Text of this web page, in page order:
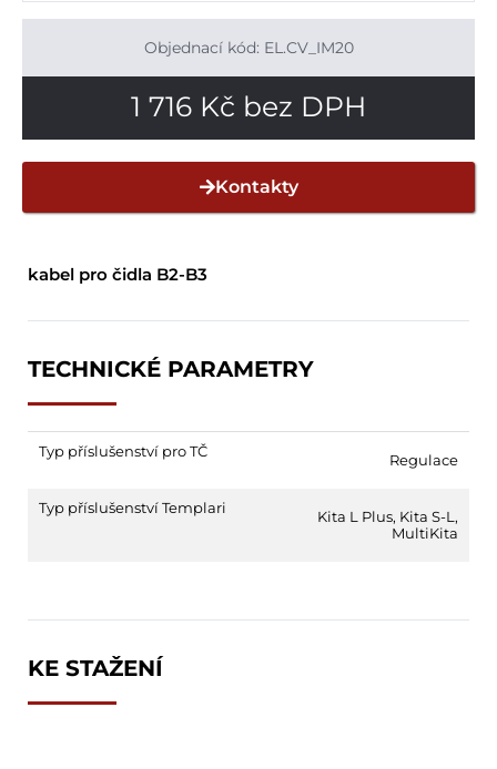
kabel pro čidla B2-B3
TECHNICKÉ PARAMETRY
Typ příslušenství pro TČ Regulace
Typ příslušenství Templari Kita L Plus, Kita S-L ,
MultiKita
KE STAŽENÍ
Objednací kód: EL.CV_IM20
1 716 Kč bez DPH
Kontakty